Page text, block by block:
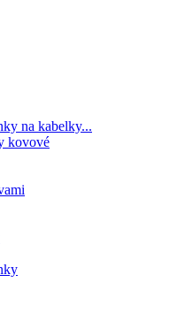
na kabelky...
kovové